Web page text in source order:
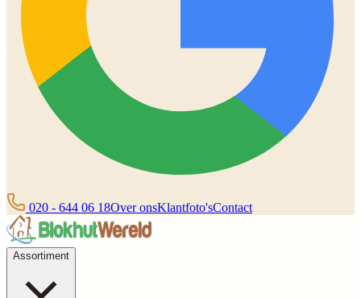
020 - 644 06 18Over onsKlantfoto'sContact
Assortiment